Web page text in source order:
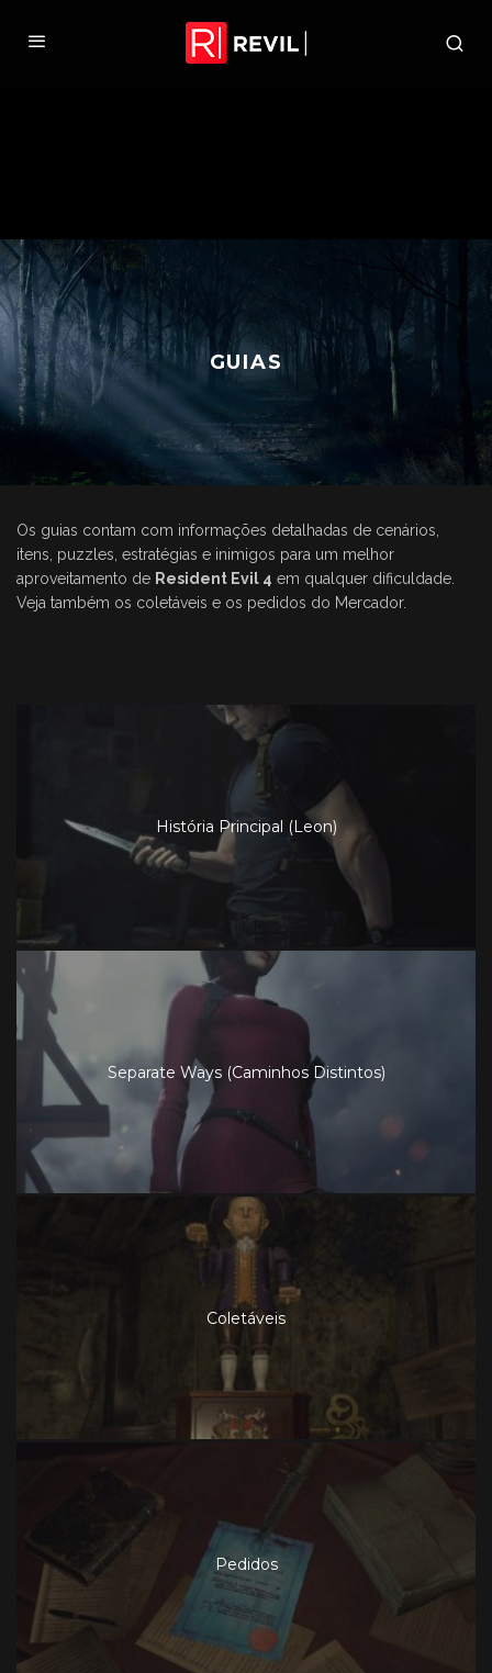
GUIAS
Os guias contam com informações detalhadas de cenários,
itens, puzzles, estratégias e inimigos para um melhor
aproveitamento de Resident Evil 4 em qualquer dificuldade.
Veja também os coletáveis e os pedidos do Mercador.
História Principal (Leon)
Separate Ways (Caminhos Distintos)
Coletáveis
Pedidos